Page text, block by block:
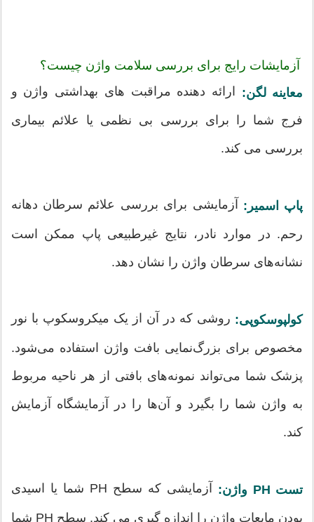
آزمایشات رایج برای بررسی سلامت واژن چیست؟
معاینه لگن: ارائه دهنده مراقبت های بهداشتی واژن و
فرج شما را برای بررسی بی نظمی یا علائم بیماری
بررسی می کند.
پاپ اسمیر: آزمایشی برای بررسی علائم سرطان دهانه
رحم. در موارد نادر، نتایج غیرطبیعی پاپ ممکن است
نشانه‌های سرطان واژن را نشان دهد.
کولپوسکوپی: روشی که در آن از یک میکروسکوپ با نور
مخصوص برای بزرگ‌نمایی بافت واژن استفاده می‌شود.
پزشک شما می‌تواند نمونه‌های بافتی از هر ناحیه مربوط
به واژن شما را بگیرد و آن‌ها را در آزمایشگاه آزمایش
کند.
تست PH واژن: آزمایشی که سطح PH شما یا اسیدی
بودن مایعات واژن را اندازه گیری می کند. سطح PH شما